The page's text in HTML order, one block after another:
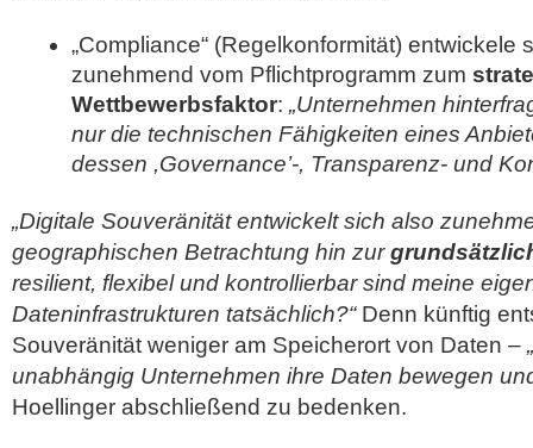
„Compliance“ (Regelkonformität) entwickele
zunehmend vom Pflichtprogramm zum
Wettbewerbsfaktor: „Unternehmen
nur die technischen Fähigkeiten eines
dessen ,Governance’-, Transparenz- und
„Digitale Souveränität entwickelt sich also
geographischen Betrachtung hin zur
resilient, flexibel und kontrollierbar sind meine
Dateninfrastrukturen tatsächlich?“Denn künftig
Souveränität weniger am Speicherort von Daten –
unabhängig Unternehmen ihre Daten bewegen
Hoellinger abschließend zu bedenken.